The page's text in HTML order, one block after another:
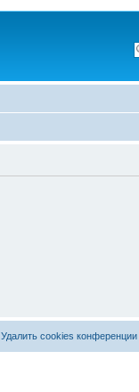
Удалить cookies конференции